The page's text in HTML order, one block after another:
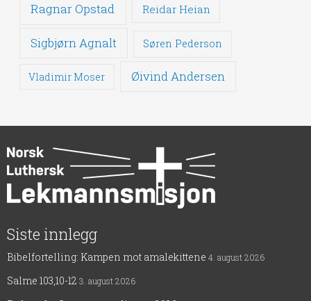
Ragnar Opstad Reidar Heian
Sigbjørn Agnalt Søren Pederson
Vladimir Moser Øivind Andersen
Siste innlegg
Bibelfortelling: Kampen mot amalekittene 4. august 2026
Salme 103,10-12 3. august 2026